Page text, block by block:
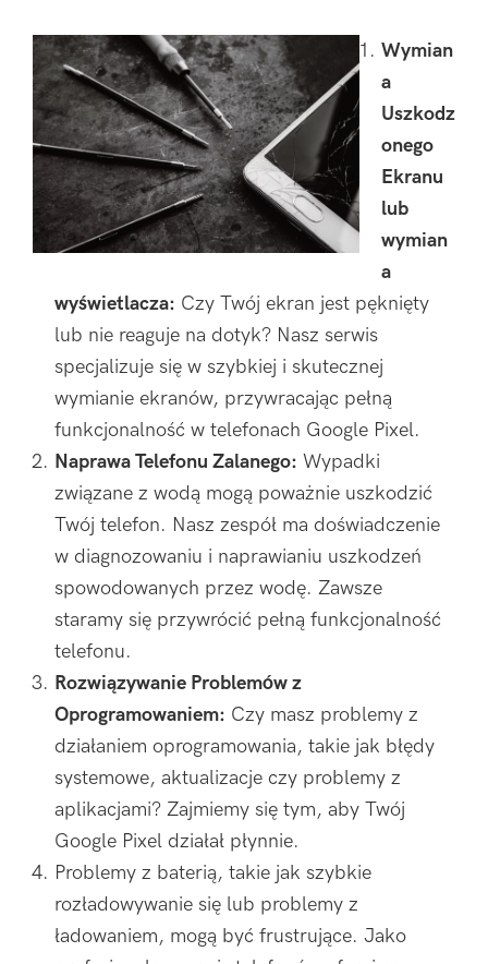
Wymian
a
Uszkodz
onego
Ekranu
lub
wymian
a
wyświetlacza: Czy Twój ekran jest pęknięty
lub nie reaguje na dotyk? Nasz serwis
specjalizuje się w szybkiej i skutecznej
wymianie ekranów, przywracając pełną
funkcjonalność w telefonach Google Pixel.
Naprawa Telefonu Zalanego: Wypadki
związane z wodą mogą poważnie uszkodzić
Twój telefon. Nasz zespół ma doświadczenie
w diagnozowaniu i naprawianiu uszkodzeń
spowodowanych przez wodę. Zawsze
staramy się przywrócić pełną funkcjonalność
telefonu.
Rozwiązywanie Problemów z
Oprogramowaniem: Czy masz problemy z
działaniem oprogramowania, takie jak błędy
systemowe, aktualizacje czy problemy z
aplikacjami? Zajmiemy się tym, aby Twój
Google Pixel działał płynnie.
Problemy z baterią, takie jak szybkie
rozładowywanie się lub problemy z
ładowaniem, mogą być frustrujące. Jako